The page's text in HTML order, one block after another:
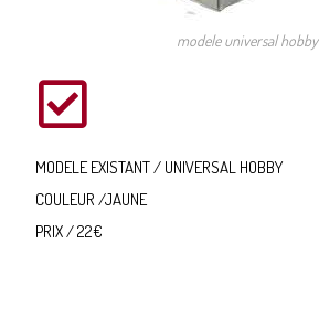
modele universal hobby
MODELE EXISTANT / UNIVERSAL HOBBY
COULEUR /JAUNE
PRIX / 22€